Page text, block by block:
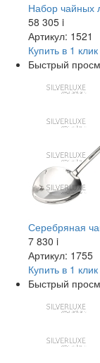
Набор чайных
58 305 i
Артикул: 1521
Купить в 1 клик
Быстрый
Серебряная
7 830 i
Артикул: 1755
Купить в 1 клик
Быстрый